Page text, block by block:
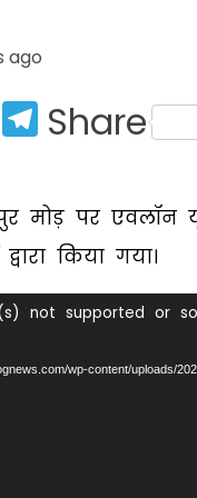
ago
Share
मोड़ पर
किया गया।
not supported or
wp-content/uploads/